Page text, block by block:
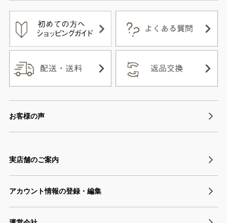
お客様の声
実店舗のご案内
アカウント情報の登録・編集